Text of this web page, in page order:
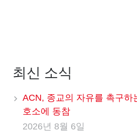
최신 소식
ACN, 종교의 자유를 촉구하
호소에 동참
2026년 8월 6일